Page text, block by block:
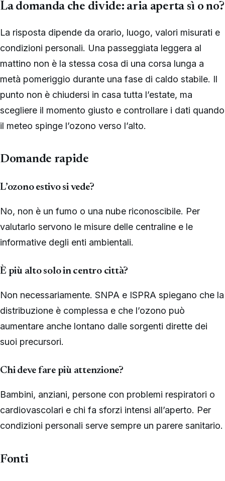
La domanda che divide: aria aperta sì o no?
La risposta dipende da orario, luogo, valori misurati e
condizioni personali. Una passeggiata leggera al
mattino non è la stessa cosa di una corsa lunga a
metà pomeriggio durante una fase di caldo stabile. Il
punto non è chiudersi in casa tutta l’estate, ma
scegliere il momento giusto e controllare i dati quando
il meteo spinge l’ozono verso l’alto.
Domande rapide
L’ozono estivo si vede?
No, non è un fumo o una nube riconoscibile. Per
valutarlo servono le misure delle centraline e le
informative degli enti ambientali.
È più alto solo in centro città?
Non necessariamente. SNPA e ISPRA spiegano che la
distribuzione è complessa e che l’ozono può
aumentare anche lontano dalle sorgenti dirette dei
suoi precursori.
Chi deve fare più attenzione?
Bambini, anziani, persone con problemi respiratori o
cardiovascolari e chi fa sforzi intensi all’aperto. Per
condizioni personali serve sempre un parere sanitario.
Fonti